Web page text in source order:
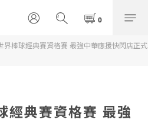
界棒球經典賽資格賽 最強中華應援快閃店正式
經典賽資格賽 最強